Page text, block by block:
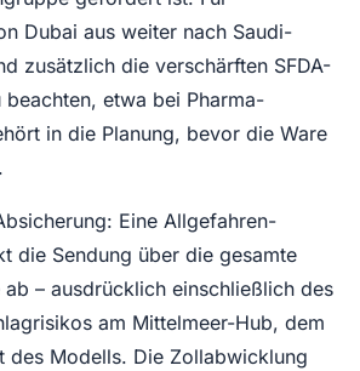
Dubai aus weiter nach Saudi-
zusätzlich die verschärften SFDA-
etwa bei Pharma-
in die Planung, bevor die Ware
Eine Allgefahren-
die Sendung über die gesamte
– ausdrücklich einschließlich des
am Mittelmeer-Hub, dem
des Modells. Die Zollabwicklung